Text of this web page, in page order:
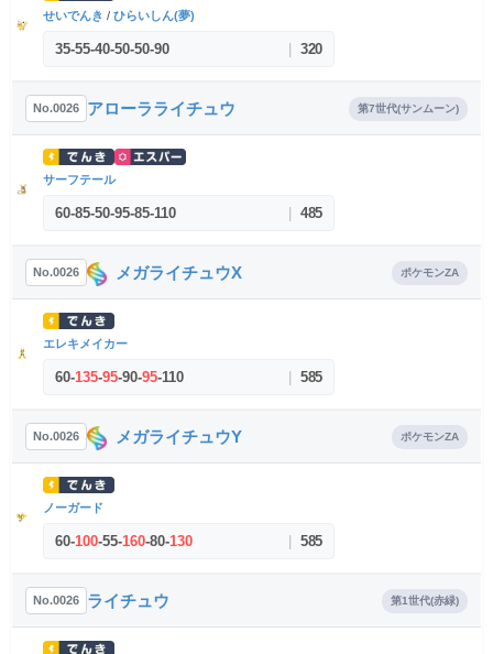
せいでんき / ひらいしん(夢)
35-55-40-50-50-90 320
No.0026 アローラライチュウ 第7世代(サンムーン)
サーフテール
60-85-50-95-85-110 485
No.0026 メガライチュウX ポケモンZA
エレキメイカー
60-135-95-90-95-110 585
No.0026 メガライチュウY ポケモンZA
ノーガード
60-100-55-160-80-130 585
No.0026 ライチュウ 第1世代(赤緑)